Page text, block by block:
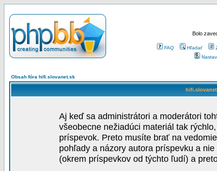
Bolo
FAQ Hľadať
Obsah fóra hifi.slovanet.sk
Aj keď sa administrátori a moderátori
všeobecne nežiadúci materiál tak
príspevok. Preto musíte brať na
pohľady a názory autora príspevku a
(okrem príspevkov od týchto ľudí) a